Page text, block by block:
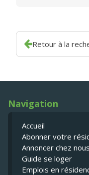
Retour à la
Navigation
Accueil
Abonner votre
Annoncer chez nous
Guide se loger
Emplois en